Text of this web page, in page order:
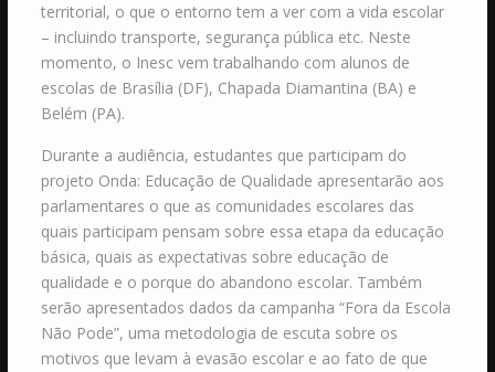
territorial, o que o entorno tem a ver com a vida escolar
– incluindo transporte, segurança pública etc. Neste
momento, o Inesc vem trabalhando com alunos de
escolas de Brasília (DF), Chapada Diamantina (BA) e
Belém (PA).
Durante a audiência, estudantes que participam do
projeto Onda: Educação de Qualidade apresentarão aos
parlamentares o que as comunidades escolares das
quais participam pensam sobre essa etapa da educação
básica, quais as expectativas sobre educação de
qualidade e o porque do abandono escolar. Também
serão apresentados dados da campanha “Fora da Escola
Não Pode”, uma metodologia de escuta sobre os
motivos que levam à evasão escolar e ao fato de que